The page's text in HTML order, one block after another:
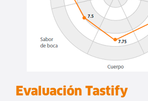
Evaluación Tastify